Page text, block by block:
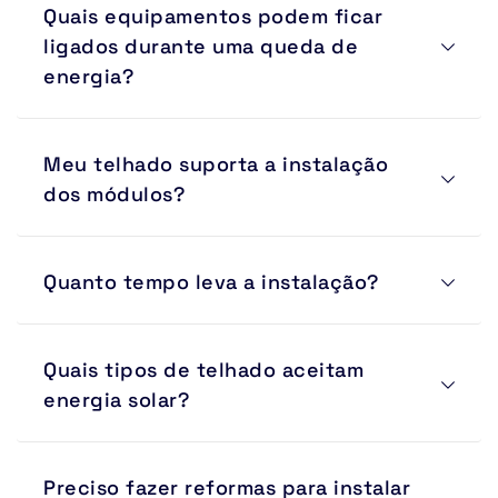
ampliação futura do banco de baterias.
Quais equipamentos podem ficar
ligados durante uma queda de
energia?
eletrônicos, computadores, televisores e outras cargas
prioritárias podem ser alimentadas pelas baterias.
Meu telhado suporta a instalação
dos módulos?
durante a visita técnica e análise estrutural.
Quanto tempo leva a instalação?
1 e 3 dias após a chegada dos materiais.
Quais tipos de telhado aceitam
energia solar?
lajes, estruturas de solo, pergolados e carports solares.
Preciso fazer reformas para instalar